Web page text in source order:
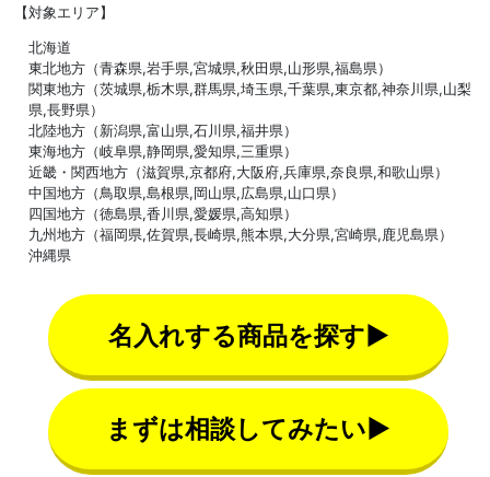
【対象エリア】
北海道
東北地方（青森県,岩手県,宮城県,秋田県,山形県,福島県）
関東地方（茨城県,栃木県,群馬県,埼玉県,千葉県,東京都,神奈川県,山梨
県,長野県）
北陸地方（新潟県,富山県,石川県,福井県）
東海地方（岐阜県,静岡県,愛知県,三重県）
近畿・関西地方（滋賀県,京都府,大阪府,兵庫県,奈良県,和歌山県）
中国地方（鳥取県,島根県,岡山県,広島県,山口県）
四国地方（徳島県,香川県,愛媛県,高知県）
九州地方（福岡県,佐賀県,長崎県,熊本県,大分県,宮崎県,鹿児島県）
沖縄県
名入れする商品を探す▶
まずは相談してみたい▶